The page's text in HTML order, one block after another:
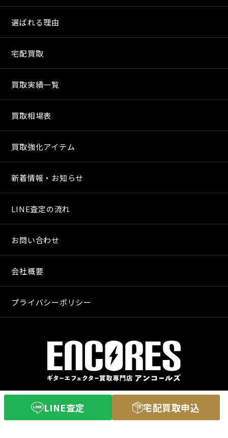
LINE査定 宅配買取申込
選ばれる理由
宅配買取
買取実績一覧
買取相場表
買取強化アイテム
新着情報・お知らせ
LINE査定の流れ
お問い合わせ
会社概要
プライバシーポリシー
〒640-8255
和歌山市和歌山市舟津町３丁目３
営業時間 11：00〜20：00